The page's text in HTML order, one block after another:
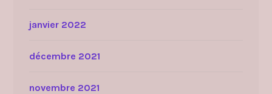
janvier 2022
décembre 2021
novembre 2021